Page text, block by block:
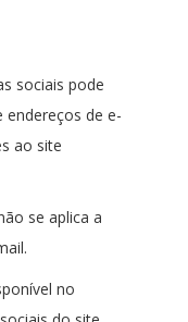
sociais pode
de e-
ao site
se aplica a
no